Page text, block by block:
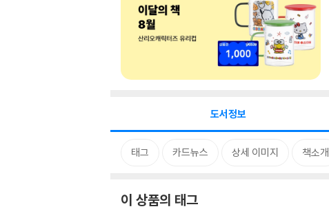
도서정보
태그 카드뉴스 상세 이미지 책소개
이 상품의 태그